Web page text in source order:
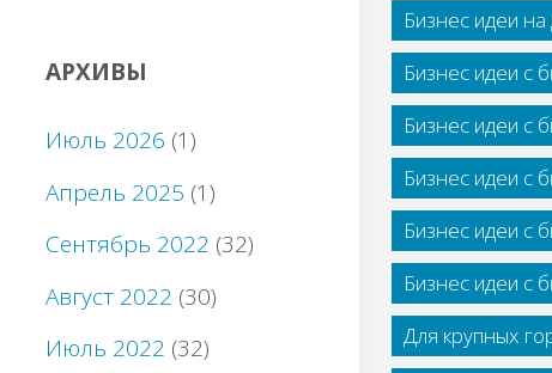
Бизнес идеи
Бизнес идеи с
Бизнес идеи с
Бизнес идеи с
Бизнес идеи с
Бизнес идеи с
Для крупных
АРХИВЫ
Июль 2026 (1)
Апрель 2025 (1)
Сентябрь 2022 (32)
Август 2022 (30)
Июль 2022 (32)